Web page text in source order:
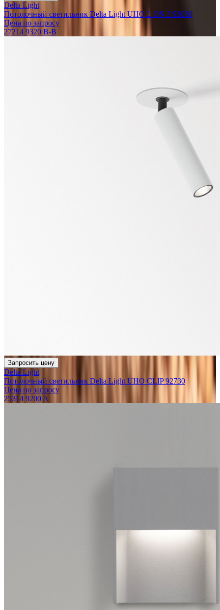
Delta Light
Потолочный светильник Delta Light UHO L ON 3 93030
Цена по запросу
27214 9320 B-B
Запросить цену
Delta Light
Потолочный светильник Delta Light UHO CLIP 92730
Цена по запросу
25314 9200 A